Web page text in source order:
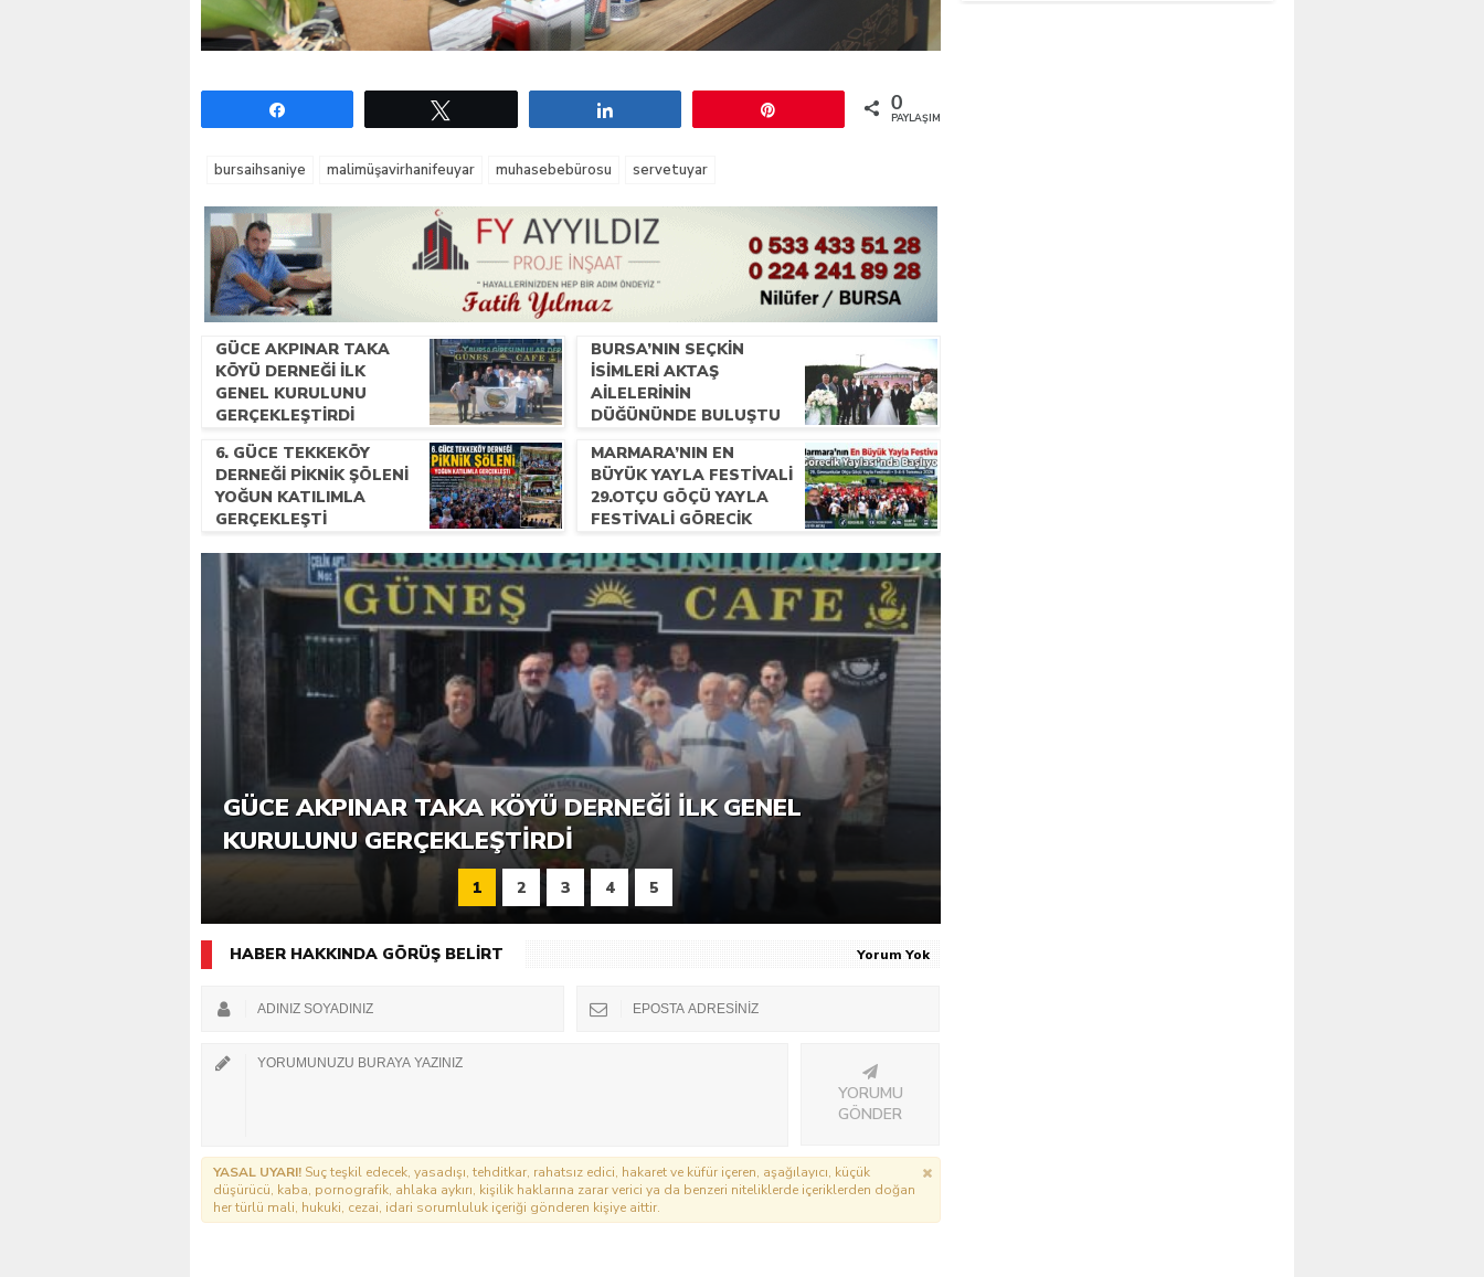
0
PAYLAŞIMLAR
bursaihsaniye malimüşavirhanifeuyar muhasebebürosu servetuyar
GÜCE AKPINAR TAKA
KÖYÜ DERNEĞI İLK
GENEL KURULUNU
GERÇEKLEŞTIRDI
BURSA’NIN SEÇKIN
İSIMLERI AKTAŞ
AILELERININ
DÜĞÜNÜNDE BULUŞTU
6. GÜCE TEKKEKÖY
DERNEĞI PIKNIK ŞÖLENI
YOĞUN KATILIMLA
GERÇEKLEŞTI
MARMARA’NIN EN
BÜYÜK YAYLA FESTIVALI
29.OTÇU GÖÇÜ YAYLA
FESTIVALI GÖRECIK
6. GÜCE TEKKEKÖY DERNEĞI PIKNIK ŞÖLENI YOĞUN
KATILIMLA GERÇEKLEŞTI
GÜCE AKPINAR TAKA KÖYÜ DERNEĞI İLK GENEL
KURULUNU GERÇEKLEŞTIRDI
1 2 3 4 5
HABER HAKKINDA GÖRÜŞ BELİRT Yorum Yok
YORUMU
GÖNDER
YASAL UYARI! Suç teşkil edecek, yasadışı, tehditkar, rahatsız edici, hakaret ve küfür içeren, aşağılayıcı, küçük
düşürücü, kaba, pornografik, ahlaka aykırı, kişilik haklarına zarar verici ya da benzeri niteliklerde içeriklerden doğan
her türlü mali, hukuki, cezai, idari sorumluluk içeriği gönderen kişiye aittir.